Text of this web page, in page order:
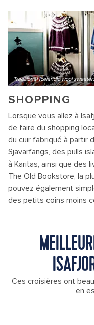
Traditional Icelandic wool
SHOPPING
Lorsque vous allez à
de faire du shopping
du cuir fabriqué à partir
Sjavarfangs, des pulls
à Karitas, ainsi que des
The Old Bookstore, la
pouvez également
des petits coins moins
Ces croisières ont
en